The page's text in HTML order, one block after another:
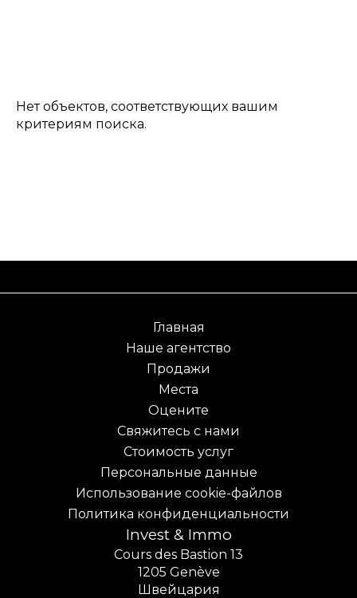
Нет объектов, соответствующих вашим
критериям поиска.
Главная
Наше агентство
Продажи
Места
Оцените
Свяжитесь с нами
Стоимость услуг
Персональные данные
Использование cookie-файлов
Политика конфиденциальности
Invest & Immo
Cours des Bastion 13
1205 Genève
Швейцария